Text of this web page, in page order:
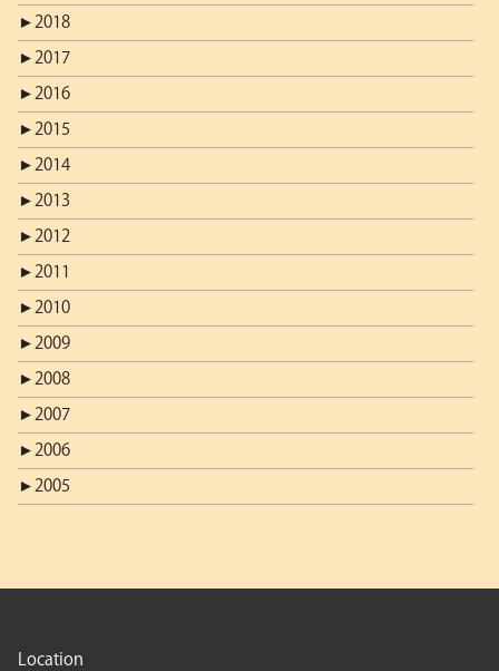
► 2018
► 2017
► 2016
► 2015
► 2014
► 2013
► 2012
► 2011
► 2010
► 2009
► 2008
► 2007
► 2006
► 2005
Location